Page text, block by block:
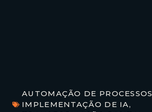
AUTOMAÇÃO DE PROCESSOS
IMPLEMENTAÇÃO DE IA,